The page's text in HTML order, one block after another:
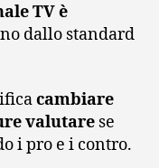
TV è
dallo standard
cambiare
valutare se
i pro e i contro.